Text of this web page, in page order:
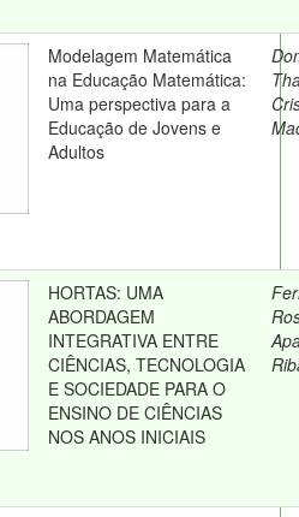
Modelagem Matemática
na Educação Matemática:
Uma perspectiva para a
Educação de Jovens e
Adultos
HORTAS: UMA
ABORDAGEM
INTEGRATIVA ENTRE
CIÊNCIAS, TECNOLOGIA
E SOCIEDADE PARA O
ENSINO DE CIÊNCIAS
NOS ANOS INICIAIS